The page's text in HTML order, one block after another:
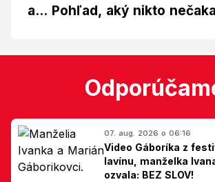
a... Pohľad, aký nikto
07. aug. 2026 o 06:16
Video Gáboríka z
lavínu, manželka
ozvala: BEZ SLOV!